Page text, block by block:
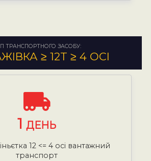
ТРАНСПОРТНОГО ЗАСОБУ:
≥ 12T ≥ 4 ОСІ
1 ДЕНЬ
12 <= 4 осі вантажний
транспорт